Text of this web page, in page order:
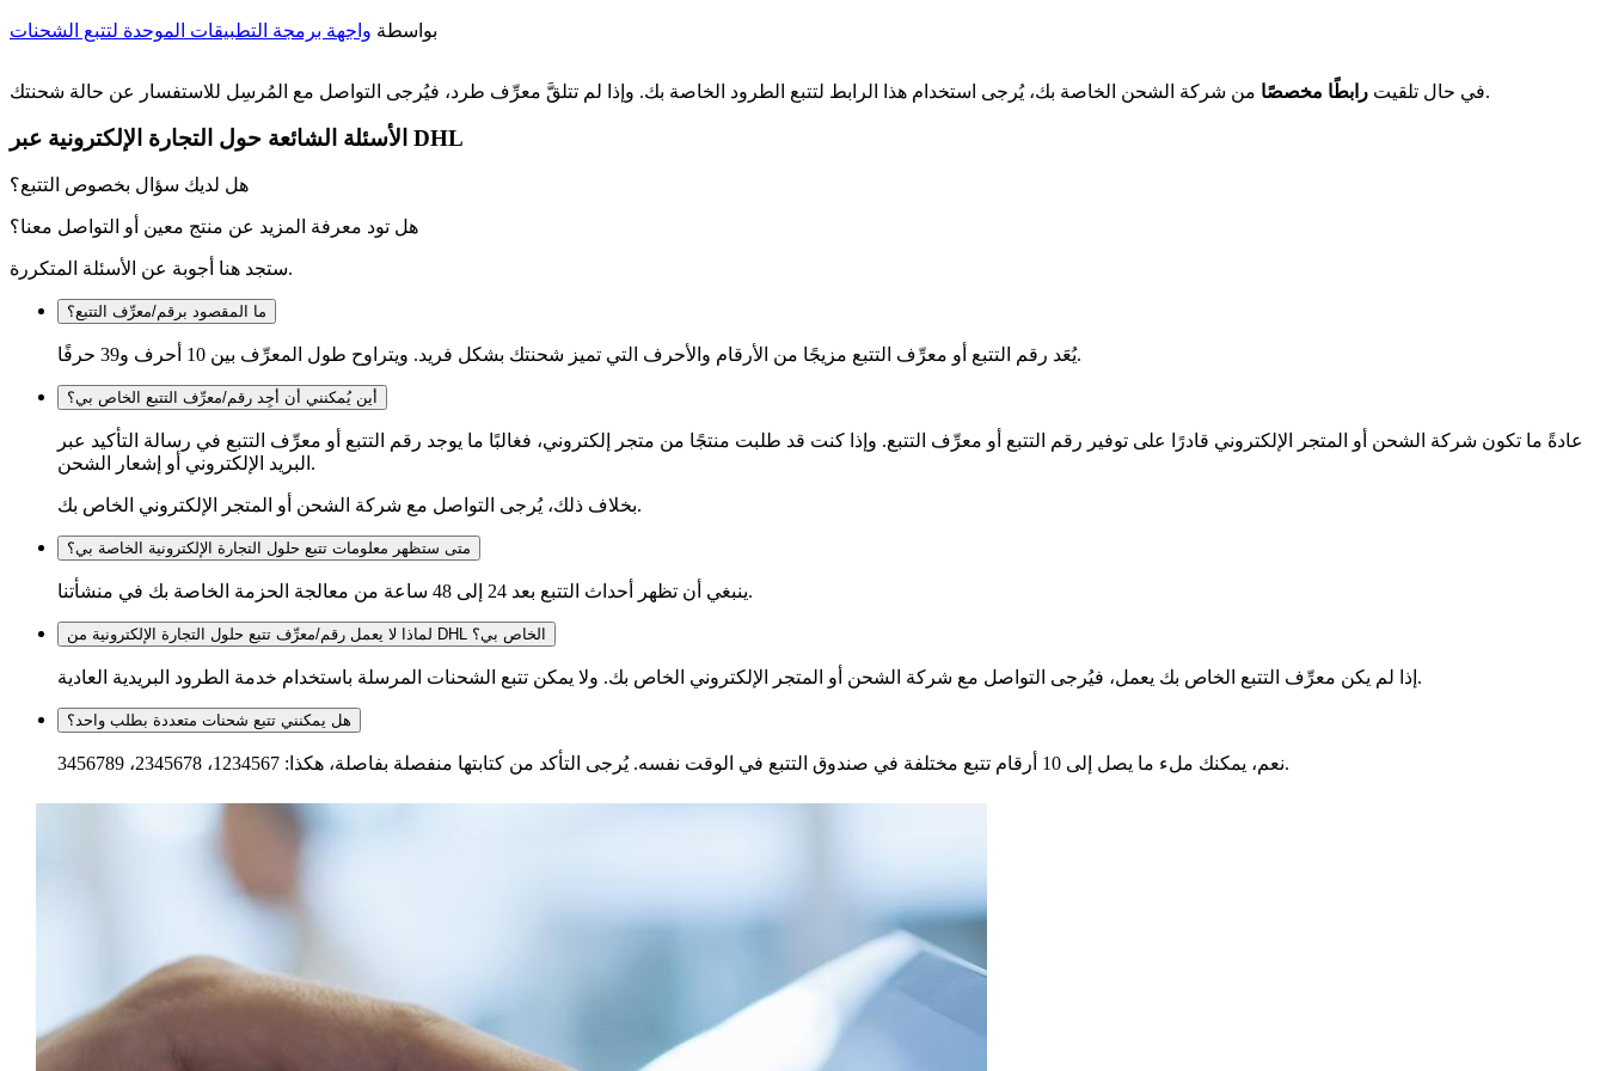
بواسطة واجهة برمجة التطبيقات الموحدة لتتبع الشحنات
في حال تلقيت رابطًا مخصصًا من شركة الشحن الخاصة بك، يُرجى استخدام هذا الرابط لتتبع الطرود الخاصة بك. وإذا لم تتلقَّ معرِّف طرد، فيُرجى التواصل مع المُرسِل للاستفسار عن حالة شحنتك.
الأسئلة الشائعة حول التجارة الإلكترونية عبر DHL
هل لديك سؤال بخصوص التتبع؟
هل تود معرفة المزيد عن منتج معين أو التواصل معنا؟
ستجد هنا أجوبة عن الأسئلة المتكررة.
ما المقصود برقم/معرِّف التتبع؟
يُعَد رقم التتبع أو معرِّف التتبع مزيجًا من الأرقام والأحرف التي تميز شحنتك بشكل فريد. ويتراوح طول المعرِّف بين 10 أحرف و39 حرفًا.
أين يُمكنني أن أجِد رقم/معرِّف التتبع الخاص بي؟
عادةً ما تكون شركة الشحن أو المتجر الإلكتروني قادرًا على توفير رقم التتبع أو معرِّف التتبع. وإذا كنت قد طلبت منتجًا من متجر إلكتروني، فغالبًا ما يوجد رقم التتبع أو معرِّف التتبع في رسالة التأكيد عبر
البريد الإلكتروني أو إشعار الشحن.
بخلاف ذلك، يُرجى التواصل مع شركة الشحن أو المتجر الإلكتروني الخاص بك.
متى ستظهر معلومات تتبع حلول التجارة الإلكترونية الخاصة بي؟
ينبغي أن تظهر أحداث التتبع بعد 24 إلى 48 ساعة من معالجة الحزمة الخاصة بك في منشأتنا.
لماذا لا يعمل رقم/معرِّف تتبع حلول التجارة الإلكترونية من DHL الخاص بي؟
إذا لم يكن معرِّف التتبع الخاص بك يعمل، فيُرجى التواصل مع شركة الشحن أو المتجر الإلكتروني الخاص بك. ولا يمكن تتبع الشحنات المرسلة باستخدام خدمة الطرود البريدية العادية.
هل يمكنني تتبع شحنات متعددة بطلب واحد؟
نعم، يمكنك ملء ما يصل إلى 10 أرقام تتبع مختلفة في صندوق التتبع في الوقت نفسه. يُرجى التأكد من كتابتها منفصلة بفاصلة، هكذا: 1234567، 2345678، 3456789.